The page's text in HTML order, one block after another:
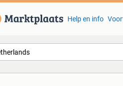
Help en info